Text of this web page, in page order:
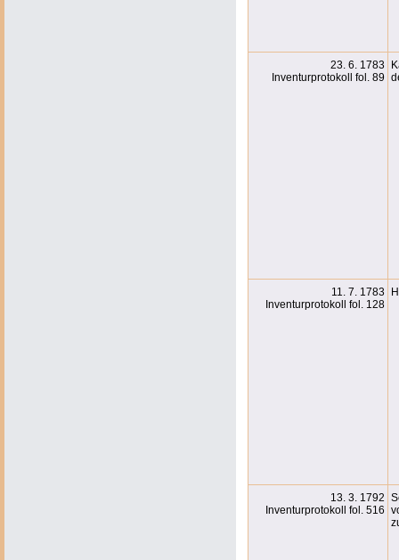
23. 6. 1783
Inventurprotokoll fol. 89
11. 7. 1783
Inventurprotokoll fol. 128
13. 3. 1792
Inventurprotokoll fol. 516